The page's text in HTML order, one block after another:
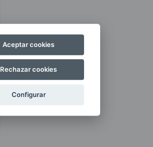
Aceptar cookies
Rechazar cookies
Configurar